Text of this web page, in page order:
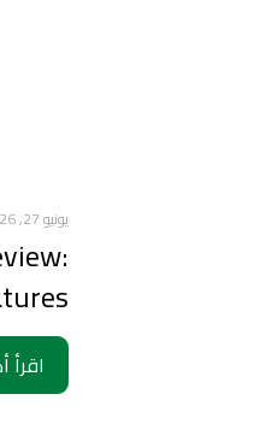
يونيو 27, 2026
اقرأ